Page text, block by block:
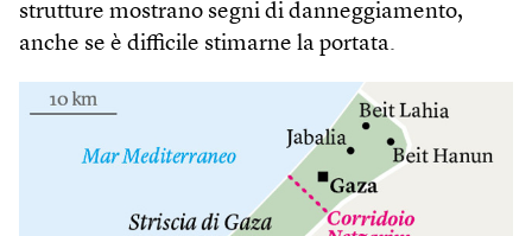
strutture mostrano segni di danneggiamento,
anche se è difficile stimarne la portata.